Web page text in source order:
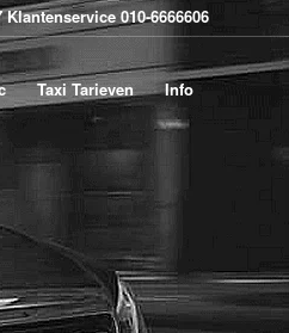
Klantenservice 010-6666606
Taxi Tarieven Info